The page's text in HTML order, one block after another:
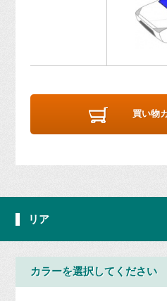
買い物
リア
カラーを選択してください